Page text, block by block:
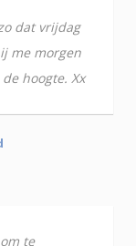
dat vrijdag
me morgen
hoogte. Xx
te